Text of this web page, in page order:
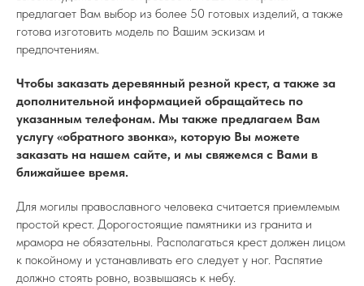
предлагает Вам выбор из более 50 готовых изделий, а также
готова изготовить модель по Вашим эскизам и
предпочтениям.
Чтобы заказать деревянный резной крест, а также за
дополнительной информацией обращайтесь по
указанным телефонам. Мы также предлагаем Вам
услугу «обратного звонка», которую Вы можете
заказать на нашем сайте, и мы свяжемся с Вами в
ближайшее время.
Для могилы православного человека считается приемлемым
простой крест. Дорогостоящие памятники из гранита и
мрамора не обязательны. Располагаться крест должен лицом
к покойному и устанавливать его следует у ног. Распятие
должно стоять ровно, возвышаясь к небу.